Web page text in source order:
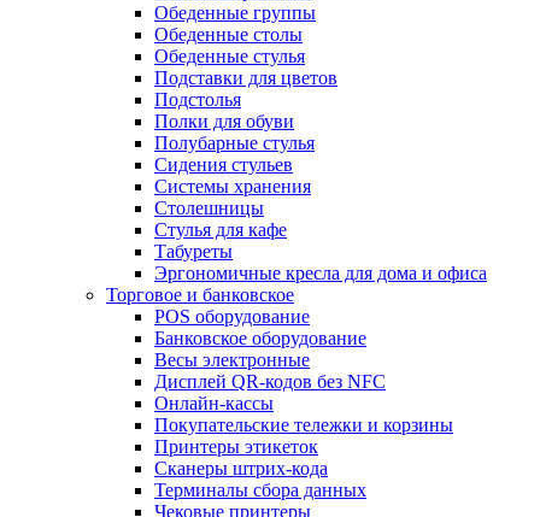
Обеденные группы
Обеденные столы
Обеденные стулья
Подставки для цветов
Подстолья
Полки для обуви
Полубарные стулья
Сидения стульев
Системы хранения
Столешницы
Стулья для кафе
Табуреты
Эргономичные кресла для дома и офиса
Торговое и банковское
POS оборудование
Банковское оборудование
Весы электронные
Дисплей QR-кодов без NFC
Онлайн-кассы
Покупательские тележки и корзины
Принтеры этикеток
Сканеры штрих-кода
Терминалы сбора данных
Чековые принтеры